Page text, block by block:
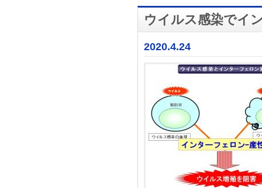
ウイルス感染でイ
2020.4.24